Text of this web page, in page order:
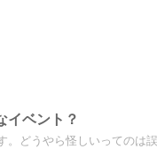
イベント？
どうやら怪しいってのは